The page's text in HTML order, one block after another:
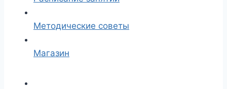
Методические советы
Магазин